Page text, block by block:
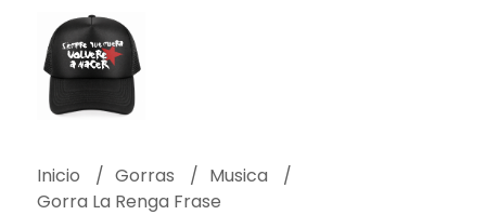
Inicio Gorras
Musica
Gorra La Renga Frase